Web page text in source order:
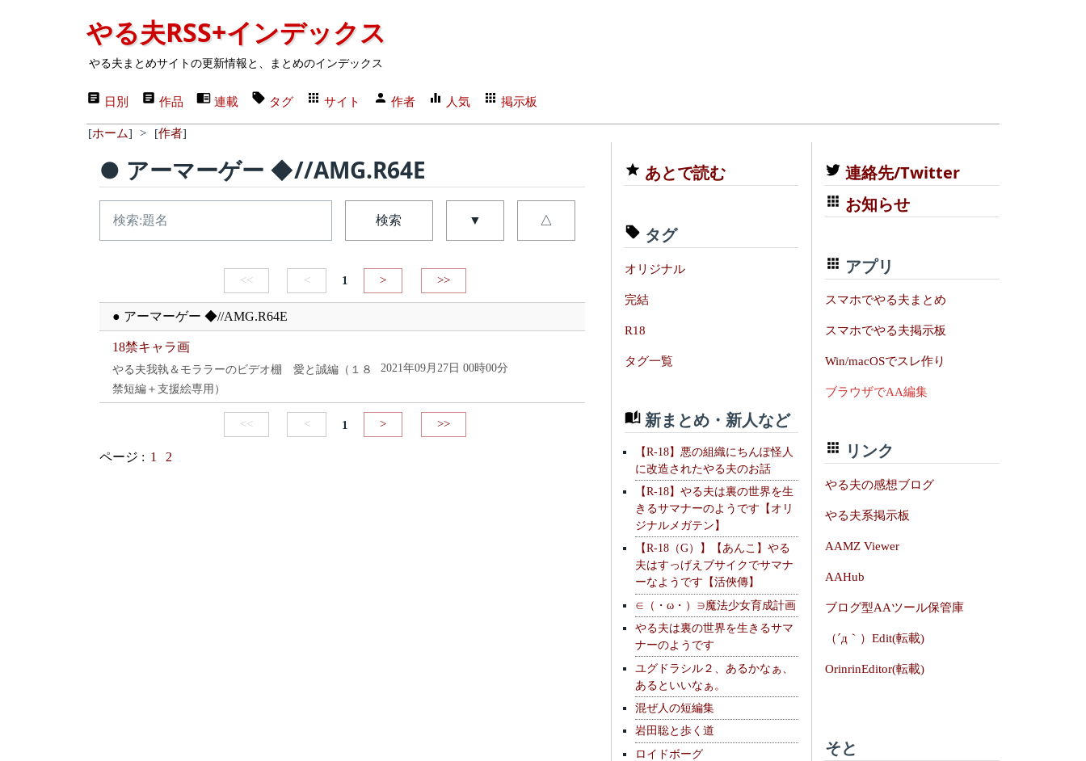
やる夫RSS+インデックス
やる夫まとめサイトの更新情報と、まとめのインデックス
日別 作品 連載 タグ サイト 作者 人気 掲示板
[ホーム] > [作者]
● アーマーゲー ◆//AMG.R64E
検索 ▼ △
<< < 1 > >>
● アーマーゲー ◆//AMG.R64E
18禁キャラ画
やる夫我執＆モララーのビデオ棚 愛と誠編（１８
禁短編＋支援絵専用）
2021年09月27日 00時00分
<< < 1 > >>
ページ : 1 2
あとで読む
タグ
オリジナル
完結
R18
タグ一覧
新まとめ・新人など
【R-18】悪の組織にちんぽ怪人
に改造されたやる夫のお話
【R-18】やる夫は裏の世界を生
きるサマナーのようです【オリ
ジナルメガテン】
【R-18（G）】【あんこ】やる
夫はすっげえブサイクでサマナ
ーなようです【活俠傳】
∈（・ω・）∋魔法少女育成計画
やる夫は裏の世界を生きるサマ
ナーのようです
ユグドラシル２、あるかなぁ、
あるといいなぁ。
混ぜ人の短編集
岩田聡と歩く道
ロイドボーグ
連絡先/Twitter
お知らせ
アプリ
スマホでやる夫まとめ
スマホでやる夫掲示板
Win/macOSでスレ作り
ブラウザでAA編集
リンク
やる夫の感想ブログ
やる夫系掲示板
AAMZ Viewer
AAHub
ブログ型AAツール保管庫
（´д｀）Edit(転載)
OrinrinEditor(転載)
そと